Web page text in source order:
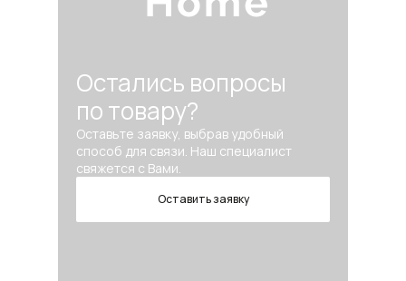
Остались вопросы
по товару?
Оставьте заявку, выбрав удобный
способ для связи. Наш специалист
свяжется с Вами.
Оставить заявку